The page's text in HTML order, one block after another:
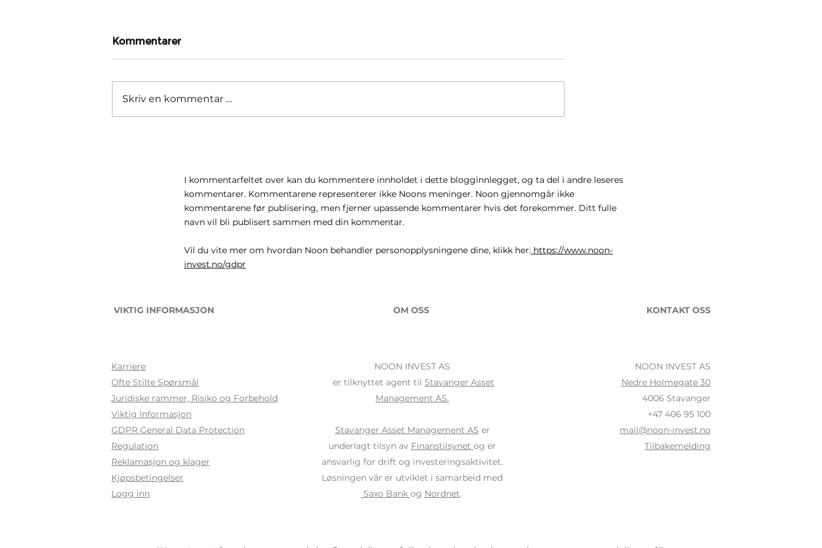
Kommentarer
Skriv en kommentar …
I kommentarfeltet over kan du kommentere innholdet i dette blogginnlegget, og ta del i andre leseres
kommentarer. Kommentarene representerer ikke Noons meninger. Noon gjennomgår ikke
kommentarene før publisering, men fjerner upassende kommentarer hvis det forekommer. Ditt fulle
navn vil bli publisert sammen med din kommentar.
Vil du vite mer om hvordan Noon behandler personopplysningene dine, klikk her: https://www.noon-
invest.no/gdpr
VIKTIG INFORMASJON
Karriere
Ofte Stilte Spørsmål
Juridiske rammer, Risiko og Forbehold
Viktig Informasjon
GDPR General Data Protection
Regulation
Reklamasjon og klager
Kjøpsbetingelser
Logg inn
OM OSS
NOON INVEST AS
er tilknyttet agent til Stavanger Asset
Management AS.
Stavanger Asset Management AS er
underlagt tilsyn av Finanstilsynet og er
ansvarlig for drift og investeringsaktivitet.
Løsningen vår er utviklet i samarbeid med
Saxo Bank og Nordnet.
KONTAKT OSS
NOON INVEST AS
Nedre Holmegate 30
4006 Stavanger
+47 406 95 100
mail@noon-invest.no
Tilbakemelding